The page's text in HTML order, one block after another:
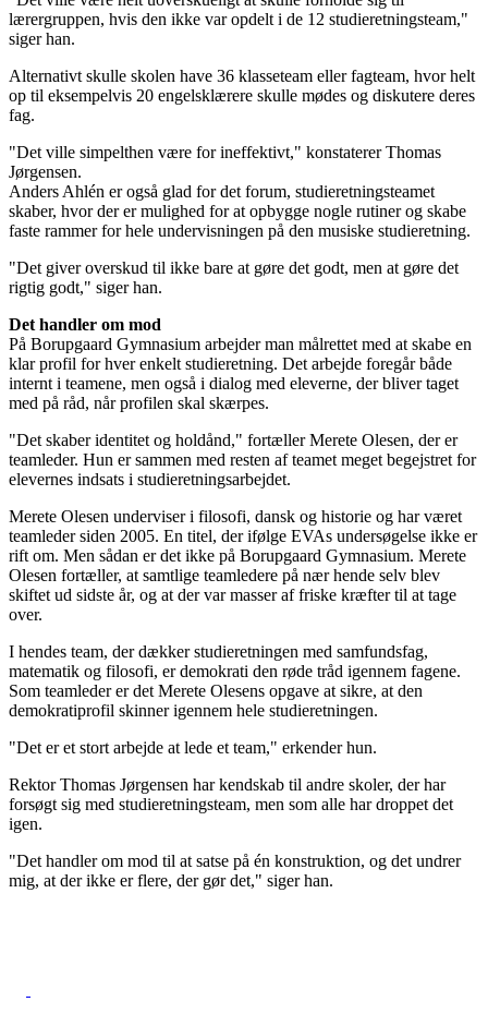
lærergruppen, hvis den ikke var opdelt i de 12 studieretningsteam,"
siger han.
Alternativt skulle skolen have 36 klasseteam eller fagteam, hvor helt
op til eksempelvis 20 engelsklærere skulle mødes og diskutere deres
fag.
"Det ville simpelthen være for ineffektivt," konstaterer Thomas
Jørgensen.
Anders Ahlén er også glad for det forum, studieretningsteamet
skaber, hvor der er mulighed for at opbygge nogle rutiner og skabe
faste rammer for hele undervisningen på den musiske studieretning.
"Det giver overskud til ikke bare at gøre det godt, men at gøre det
rigtig godt," siger han.
Det handler om mod
På Borupgaard Gymnasium arbejder man målrettet med at skabe en
klar profil for hver enkelt studieretning. Det arbejde foregår både
internt i teamene, men også i dialog med eleverne, der bliver taget
med på råd, når profilen skal skærpes.
"Det skaber identitet og holdånd," fortæller Merete Olesen, der er
teamleder. Hun er sammen med resten af teamet meget begejstret for
elevernes indsats i studieretningsarbejdet.
Merete Olesen underviser i filosofi, dansk og historie og har været
teamleder siden 2005. En titel, der ifølge EVAs undersøgelse ikke er
rift om. Men sådan er det ikke på Borupgaard Gymnasium. ­Merete
Olesen fortæller, at samtlige teamledere på nær hende selv blev
skiftet ud sidste år, og at der var masser af friske kræfter til at tage
over.
I hendes team, der dækker studieretningen med samfundsfag,
matematik og filosofi, er demokrati den røde tråd igennem fagene.
Som teamleder er det Merete Olesens opgave at sikre, at den
demokratiprofil skinner igennem hele studieretningen.
"Det er et stort arbejde at lede et team," erkender hun.
Rektor Thomas Jørgensen har kendskab til andre skoler, der har
forsøgt sig med studieretningsteam, men som alle har droppet det
igen.
"Det handler om mod til at satse på én konstruktion, og det undrer
mig, at der ikke er flere, der gør det," siger han.